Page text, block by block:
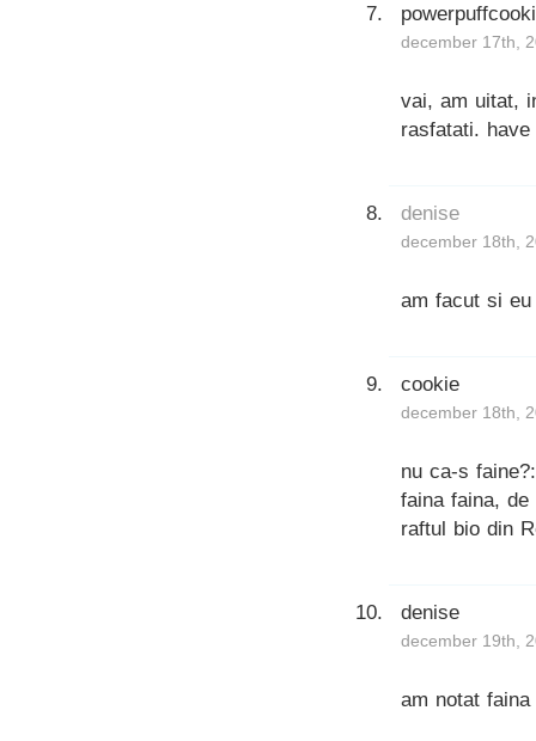
december 17th,
vai, am uitat,
rasfatati.
denise
december 18th,
am facut si
cookie
december 18th,
nu ca-s
faina faina,
raftul bio din
denise
december 19th,
am notat